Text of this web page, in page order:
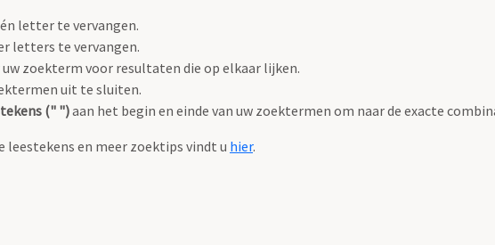
letter te vervangen.
letters te vervangen.
zoekterm voor resultaten die op elkaar lijken.
uit te sluiten.
(" ")aan het begin en einde van uw zoektermen om naar de exacte
leestekens en meer zoektips vindt u hier.